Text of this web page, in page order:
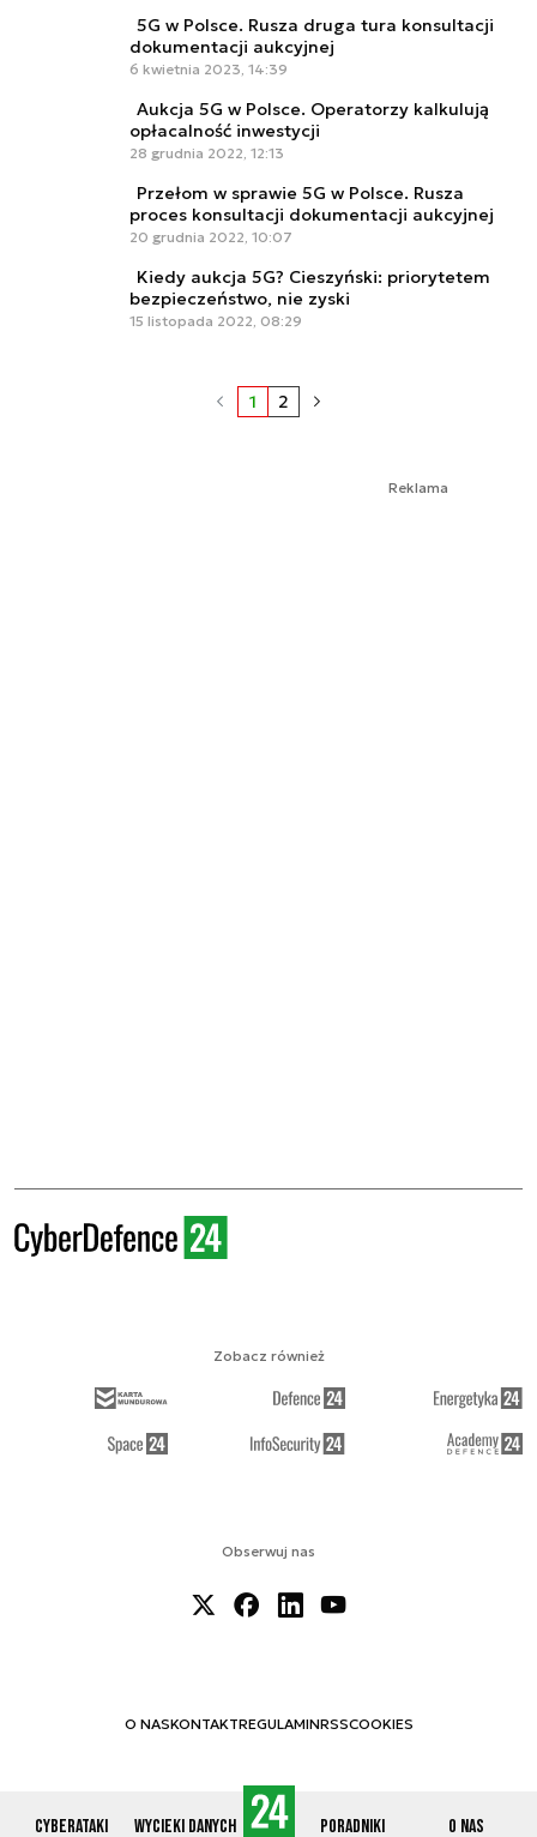
Cyberataki Wycieki danych Poradniki O nas
5G w Polsce. Rusza druga tura konsultacji
dokumentacji aukcyjnej
6 kwietnia 2023, 14:39
Aukcja 5G w Polsce. Operatorzy kalkulują
opłacalność inwestycji
28 grudnia 2022, 12:13
Przełom w sprawie 5G w Polsce. Rusza
proces konsultacji dokumentacji aukcyjnej
20 grudnia 2022, 10:07
Kiedy aukcja 5G? Cieszyński: priorytetem
bezpieczeństwo, nie zyski
15 listopada 2022, 08:29
1 2
Reklama
Obserwuj nas
O NASKONTAKTREGULAMINRSSCOOKIES
Zobacz również
© 2012-2026 CYBERDEFENCE24